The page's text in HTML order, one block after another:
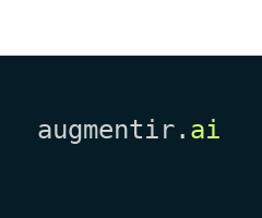
augmentir. ai